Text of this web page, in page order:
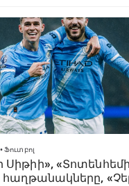
• Ֆուտբոլ
Սիթիի»,
հաղթանակները,